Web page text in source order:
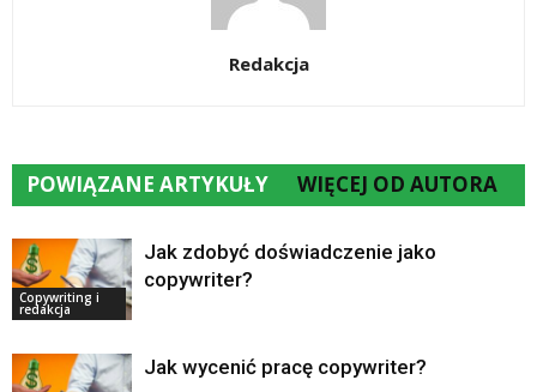
Redakcja
POWIĄZANE ARTYKUŁY WIĘCEJ OD AUTORA
Copywriting i
redakcja
Jak zdobyć doświadczenie jako
copywriter?
Jak wycenić pracę copywriter?